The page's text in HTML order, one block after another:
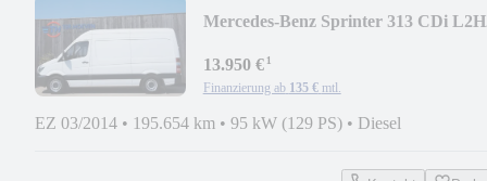
Mercedes-Benz Sprinter 313 CDi
13.950 €¹
Finanzierung ab 135 € mtl.
EZ 03/2014 • 195.654 km • 95 kW (129 PS) • Diesel